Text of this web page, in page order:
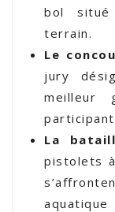
bol
terrain.
Le
jury
meilleur
La
pistolets